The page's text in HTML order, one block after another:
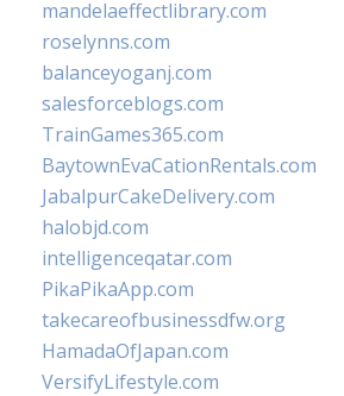
mandelaeffectlibrary.com
roselynns.com
balanceyoganj.com
salesforceblogs.com
TrainGames365.com
BaytownEvaCationRentals.com
JabalpurCakeDelivery.com
halobjd.com
intelligenceqatar.com
PikaPikaApp.com
takecareofbusinessdfw.org
HamadaOfJapan.com
VersifyLifestyle.com